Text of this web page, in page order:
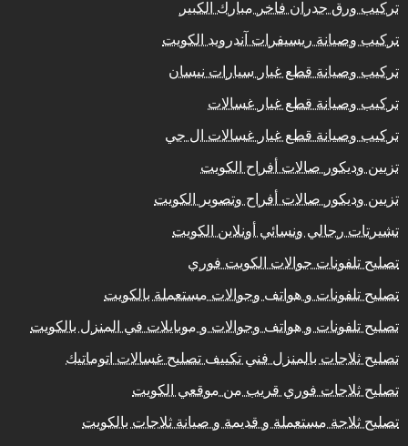
تركيب ورق جدران فاخر مبارك الكبير
تركيب وصيانة ريسيفرات آندرويد الكويت
تركيب وصيانة قطع غيار سيارات نيسان
تركيب وصيانة قطع غيار غسالات
تركيب وصيانة قطع غيار غسالات ال جي
تزيين وديكور صالات أفراح الكويت
تزيين وديكور صالات أفراح وتصوير الكويت
تشيرتات رجالي ونسائي أونلاين الكويت
تصليح تلفونات جوالات الكويت فوري
تصليح تلفونات و هواتف وجوالات مستعملة بالكويت
تصليح تلفونات و هواتف وجوالات و موبايلات في المنزل بالكويت
تصليح ثلاجات بالمنزل فني تكييف تصليح غسالات اتوماتيك
تصليح ثلاجات فوري قريب من موقعي الكويت
تصليح ثلاجة مستعملة و قديمة و صيانة ثلاجات بالكويت